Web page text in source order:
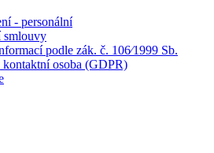
- personální
smlouvy
podle zák. č. 106⁄1999 Sb.
kontaktní osoba (GDPR)